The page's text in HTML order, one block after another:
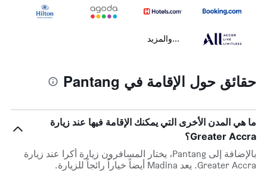
...والمزيد
حقائق حول الإقامة في Pantang
ما هي المدن الأخرى التي يمكنك الإقامة فيها عند زيارة
Greater Accra؟
بالإضافة إلى Pantang، يختار المسافرون زيارة أكرا عند زيارة
Greater Accra. يعد Madina أيضاً خياراً رائجاً للزيارة.